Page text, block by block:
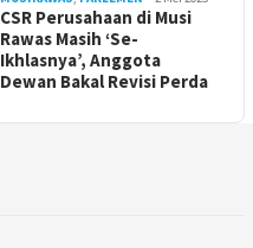
CSR Perusahaan di Musi
Rawas Masih ‘Se-
Ikhlasnya’, Anggota
Dewan Bakal Revisi Perda ‎